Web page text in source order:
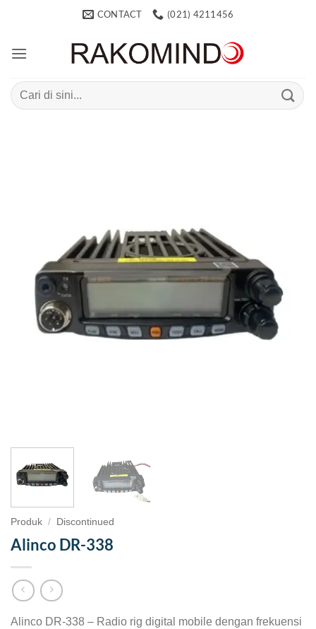
CONTACT (021) 4211456
Search
for:
Produk / Discontinued
Alinco DR-338
Alinco DR-338 – Radio rig digital mobile dengan frekuensi